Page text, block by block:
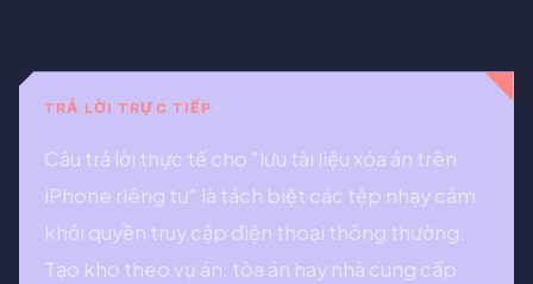
TRẢ LỜI TRỰC TIẾP
Câu trả lời thực tế cho "lưu tài liệu xóa án trên
iPhone riêng tư" là tách biệt các tệp nhạy cảm
khỏi quyền truy cập điện thoại thông thường.
Tạo kho theo vụ án, tòa án hay nhà cung cấp